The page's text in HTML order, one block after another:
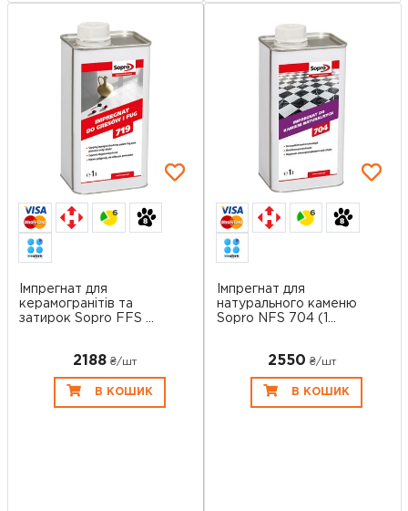
6
Імпрегнат для
керамогранітів та
затирок Sopro FFS ...
2188 ₴/шт
В КОШИК
6
Імпрегнат для
натурального каменю
Sopro NFS 704 (1...
2550 ₴/шт
В КОШИК